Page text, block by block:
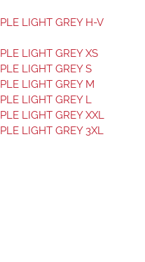
LIGHT GREY H-V
LIGHT GREY XS
LIGHT GREY S
LIGHT GREY M
LIGHT GREY L
LIGHT GREY XXL
LIGHT GREY 3XL